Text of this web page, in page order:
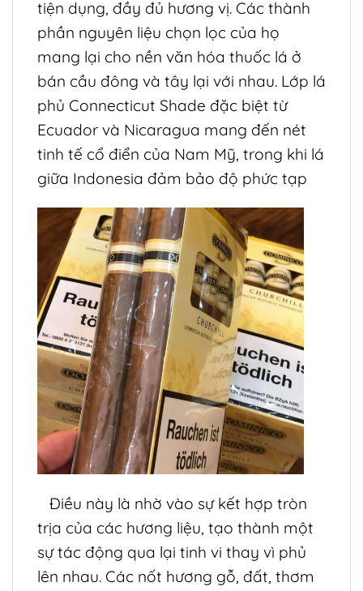
tiện dụng, đầy đủ hương vị. Các thành
phần nguyên liệu chọn lọc của họ
mang lại cho nền văn hóa thuốc lá ở
bán cầu đông và tây lại với nhau. Lớp lá
phủ Connecticut Shade đặc biệt từ
Ecuador và Nicaragua mang đến nét
tinh tế cổ điển của Nam Mỹ, trong khi lá
giữa Indonesia đảm bảo độ phức tạp
Điều này là nhờ vào sự kết hợp tròn
trịa của các hương liệu, tạo thành một
sự tác động qua lại tinh vi thay vì phủ
lên nhau. Các nốt hương gỗ, đất, thơm